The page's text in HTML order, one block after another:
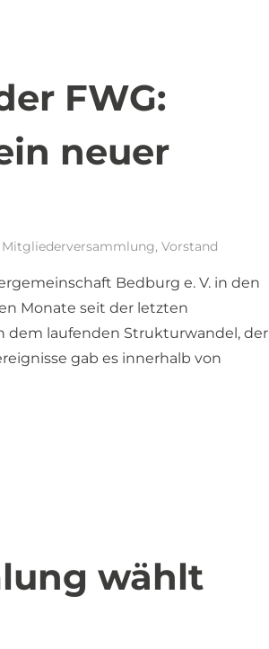
FWG:
neuer
Mitgliederversammlung, Vorstand
Bedburg e. V. in den
Monate seit der letzten
dem laufenden Strukturwandel, der
gab es innerhalb von
wählt